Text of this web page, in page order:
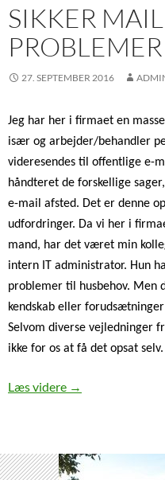
SIKKER
PROBLEMER
27. SEPTEMBER 2016
Jeg har her i firmaet en
især og arbejder/behandler
videresendes til offentlige e-
håndteret de forskellige
e-mail afsted. Det er denne
udfordringer. Da vi her i
mand, har det været min
intern IT administrator. Hun
problemer til husbehov. Men
kendskab eller
Selvom diverse vejledninger
ikke for os at få det opsat selv.
Læs videre Sikker mail
→